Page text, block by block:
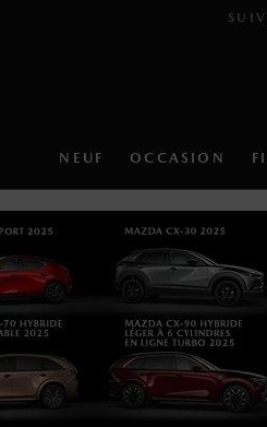
NEUF OCCASION